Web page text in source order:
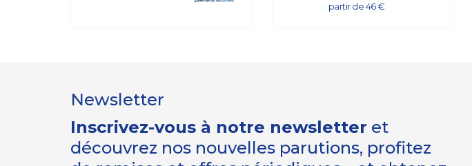
partir de 46 €
Newsletter
Inscrivez-vous à notre newsletter et
découvrez nos nouvelles parutions, profitez